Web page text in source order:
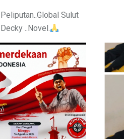
Peliputan..Global Sulut
Decky ..Novel.